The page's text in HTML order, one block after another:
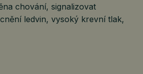
chování, signalizovat
ledvin, vysoký krevní tlak,